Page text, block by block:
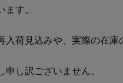
ます。
入荷見込みや、実際の在
申し訳ございません。